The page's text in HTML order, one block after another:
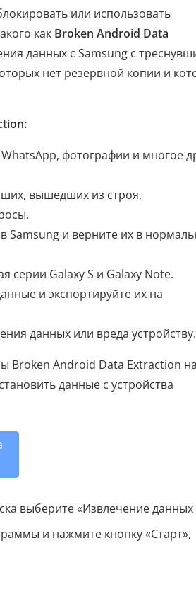
или использовать
как Broken Android Data
данных с Samsung с
нет резервной копии и
фотографии и многое
вышедших из строя,
Samsung и верните их в
серии Galaxy S и Galaxy Note.
и экспортируйте их на
данных или вреда устройству.
Broken Android Data Extraction
данные с устройства
выберите «Извлечение данных
и нажмите кнопку «Старт»,